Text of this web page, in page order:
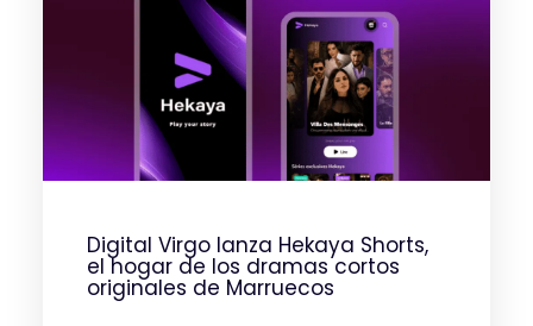
Digital Virgo lanza Hekaya Shorts,
el hogar de los dramas cortos
originales de Marruecos